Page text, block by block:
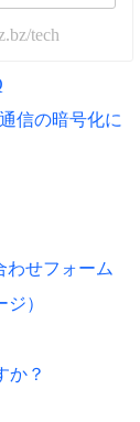
tech
信の暗号化に
わせフォーム
）
か？